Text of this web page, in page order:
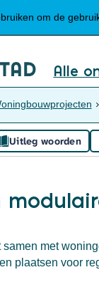
om de
Alle
Uitleg woorden
samen met
plaatsen voor